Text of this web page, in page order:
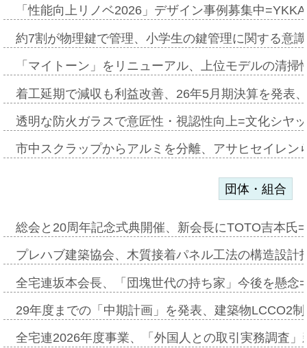
「性能向上リノベ2026」デザイン事例募集中
約7割が物理鍵で管理、小学生の鍵管理に関する意
「マイトーン」をリニューアル、上位モデルの清
着工延期で減収も利益改善、26年5月期決算を発表
透明な防火ガラスで意匠性・視認性向上=文化シヤ
市中スクラップからアルミを分離、アサヒセイレ
団体・組合
総会と20周年記念式典開催、新会長にTOTO吉本氏
プレハブ建築協会、木質接着パネル工法の構造設
全宅連坂本会長、「団塊世代の持ち家」今後を懸
29年度までの「中期計画」を発表、建築物LCCO2
全宅連2026年度事業、「外国人との取引実務調査